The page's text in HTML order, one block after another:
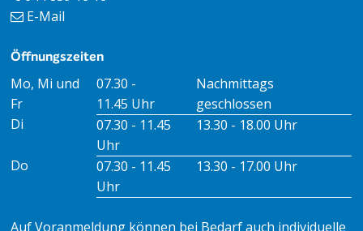
E-Mail
Öffnungszeiten
Öffnungszeiten Vormittag Öffnungszeiten
Mo, Mi und
Fr
07.30 -
11.45 Uhr
Nachmittags
geschlossen
Di
07.30 - 11.45
Uhr
13.30 - 18.00 Uhr
Do
07.30 - 11.45
Uhr
13.30 - 17.00 Uhr
Auf Voranmeldung können bei Bedarf auch individuelle